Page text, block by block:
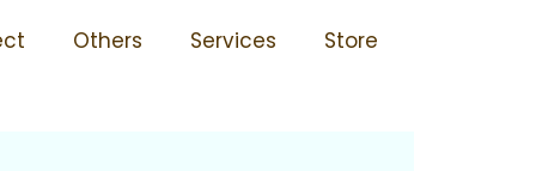
Others Services Store
Kuat 08 Fuji